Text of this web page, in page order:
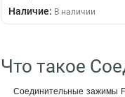
Наличие: В наличии
Что такое
Соединительные зажимы